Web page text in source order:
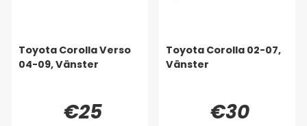
Toyota Corolla Verso
04-09, Vänster
€25
Toyota Corolla 02-07,
Vänster
€30